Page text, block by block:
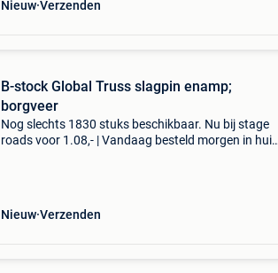
Nieuw Verzenden
B-stock Global Truss slagpin enamp;
borgveer
Nog slechts 1830 stuks beschikbaar. Nu bij stage
roads voor 1.08,- | Vandaag besteld morgen in huis
Nieuw Verzenden